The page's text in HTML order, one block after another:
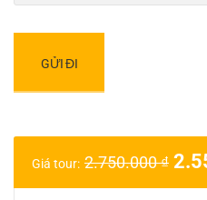
Giá tour: 2.750.000₫